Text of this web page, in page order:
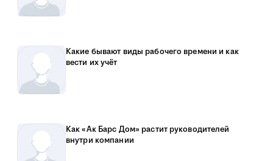
Какие бывают виды рабочего времени и как
вести их учёт
Как «Ак Барс Дом» растит руководителей
внутри компании